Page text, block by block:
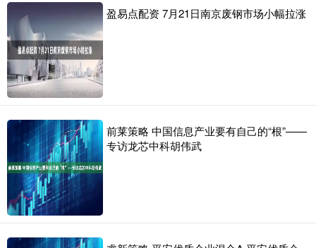
盈易点配资 7月21日南京废钢市场小幅拉涨
前莱策略 中国信息产业要有自己的“根”——
专访龙芯中科胡伟武